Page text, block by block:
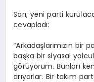
Sarı, yeni parti
cevapladı:
“Arkadaşlarımızın bir
başka bir siyasal
görüyorum. Bunları
arıyorlar. Bir takım